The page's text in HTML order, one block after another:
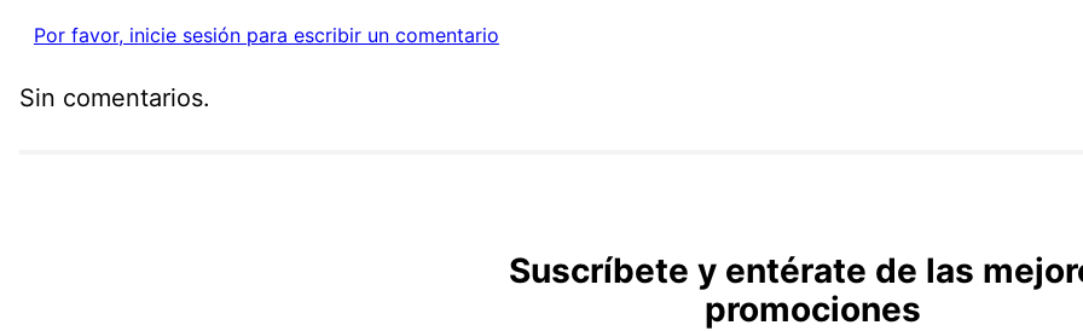
Por favor, inicie sesión para escribir un comentario
Sin comentarios.
Suscríbete y entérate de las
promociones